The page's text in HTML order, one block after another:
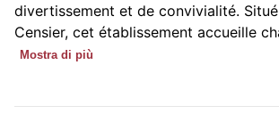
divertissement et de convivialité.
Censier, cet établissement accueille
Mostra di più